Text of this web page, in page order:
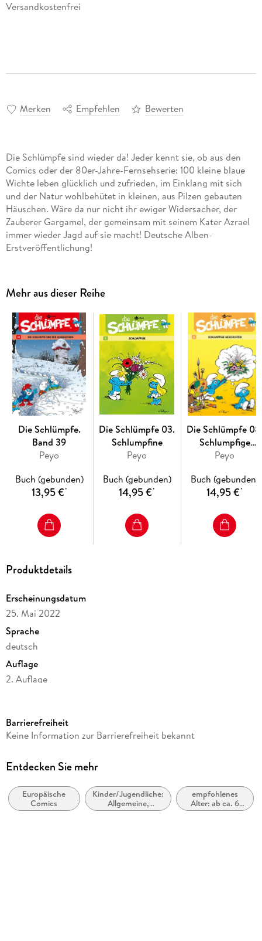
Versandkostenfrei
Merken Empfehlen Bewerten
Die Schlümpfe sind wieder da! Jeder kennt sie, ob aus den
Comics oder der 80er-Jahre-Fernsehserie: 100 kleine blaue
Wichte leben glücklich und zufrieden, im Einklang mit sich
und der Natur wohlbehütet in kleinen, aus Pilzen gebauten
Häuschen. Wäre da nur nicht ihr ewiger Widersacher, der
Zauberer Gargamel, der gemeinsam mit seinem Kater Azrael
immer wieder Jagd auf sie macht! Deutsche Alben-
Erstveröffentlichung!
Mehr aus dieser Reihe
Die Schlümpfe.
Band 39
Peyo
Buch (gebunden)
13,95 €*
Die Schlümpfe 03.
Schlumpfine
Peyo
Buch (gebunden)
14,95 €*
Die Schlümpfe
Schlumpfige
Geschichten
Peyo
Buch (gebunden)
14,95 €*
Produktdetails
Erscheinungsdatum
25. Mai 2022
Sprache
deutsch
Auflage
2. Auflage
Altersempfehlung
Reihe
Autor/Autorin
Peyo
Barrierefreiheit
Keine Information zur Barrierefreiheit bekannt
Entdecken Sie mehr
Europäische
Comics
Kinder/Jugendliche:
Allgemeine,
moderne und
empfohlenes
Alter: ab ca. 6
Jahre